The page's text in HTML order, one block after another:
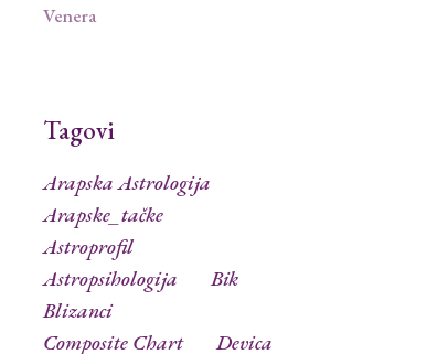
Venera
Tagovi
Arapska Astrologija
Arapske_tačke
Astroprofil
Astropsihologija
Bik
Blizanci
Composite Chart
Devica